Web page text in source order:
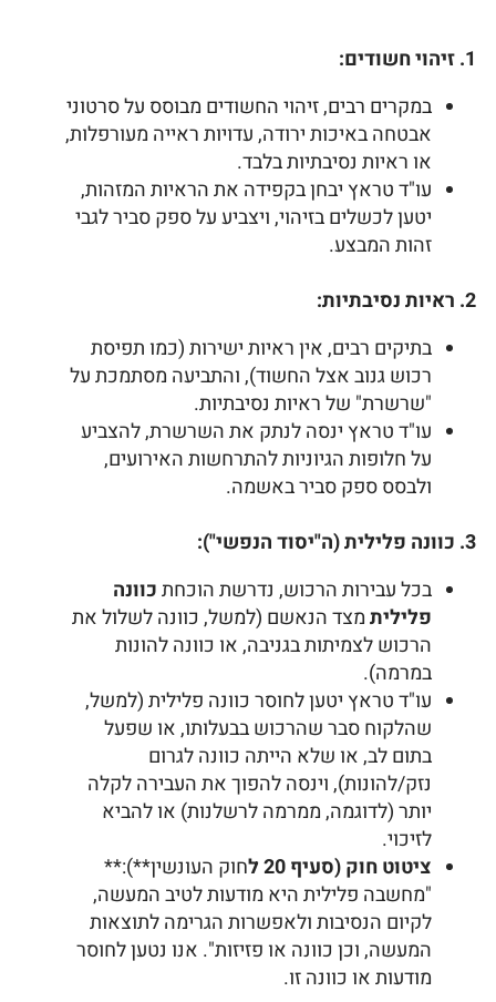
1. זיהוי חשודים:
במקרים רבים, זיהוי החשודים מבוסס על סרטוני
אבטחה באיכות ירודה, עדויות ראייה מעורפלות,
או ראיות נסיבתיות בלבד.
עו"ד טראץ יבחן בקפידה את הראיות המזהות,
יטען לכשלים בזיהוי, ויצביע על ספק סביר לגבי
זהות המבצע.
2. ראיות נסיבתיות:
בתיקים רבים, אין ראיות ישירות (כמו תפיסת
רכוש גנוב אצל החשוד), והתביעה מסתמכת על
"שרשרת" של ראיות נסיבתיות.
עו"ד טראץ ינסה לנתק את השרשרת, להצביע
על חלופות הגיוניות להתרחשות האירועים,
ולבסס ספק סביר באשמה.
3. כוונה פלילית (ה"יסוד הנפשי"):
בכל עבירות הרכוש, נדרשת הוכחתכוונה
פליליתמצד הנאשם (למשל, כוונה לשלול את
הרכוש לצמיתות בגניבה, או כוונה להונות
במרמה).
עו"ד טראץ יטען לחוסר כוונה פלילית (למשל,
שהלקוח סבר שהרכוש בבעלותו, או שפעל
בתום לב, או שלא הייתה כוונה לגרום
נזק/להונות), וינסה להפוך את העבירה לקלה
יותר (לדוגמה, ממרמה לרשלנות) או להביא
לזיכוי.
ציטוט חוק (סעיף 20 ל
חוק העונשין**):**
"מחשבה פלילית היא מודעות לטיב המעשה,
לקיום הנסיבות ולאפשרות הגרימה לתוצאות
המעשה, וכן כוונה או פזיזות". אנו נטען לחוסר
מודעות או כוונה זו.